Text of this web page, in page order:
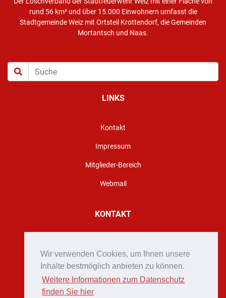
Wir verwenden Cookies, um Ihnen unsere
Inhalte bestmöglich anbieten zu können.
Weitere Informationen zum Datenschutz
finden Sie hier
rund 56 km² und über 15.000 Einwohnern umfasst die
Stadtgemeinde Weiz mit Ortsteil Krottendorf, die Gemeinden
Mortantsch und Naas.
LINKS
Kontakt
Impressum
Mitglieder-Bereich
Webmail
KONTAKT
office@stadtfeuerwehr-weiz.at
Notruf 122